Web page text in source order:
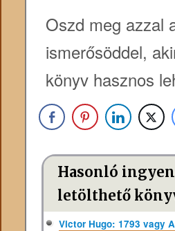
Oszd meg azzal
ismerősöddel,
könyv hasznos
Hasonló
letölthető
Victor Hugo: 1793 vagy